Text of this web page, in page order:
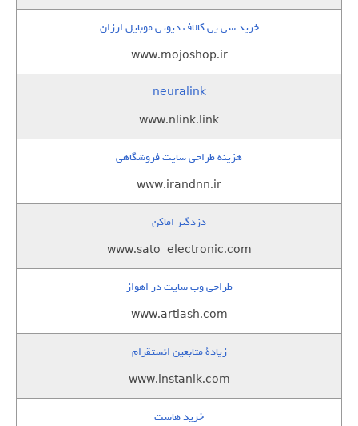
خرید سی پی کالاف دیوتی موبایل ارزان
www.mojoshop.ir
neuralink
www.nlink.link
هزینه طراحی سایت فروشگاهی
www.irandnn.ir
دزدگیر اماکن
www.sato-electronic.com
طراحی وب سایت در اهواز
www.artiash.com
زيادة متابعين انستقرام
www.instanik.com
خرید هاست